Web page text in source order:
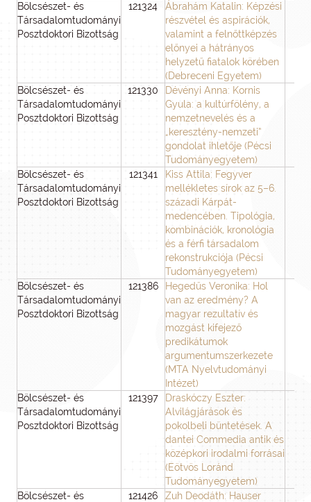
Bölcsészet- és
Társadalomtudományi
Posztdoktori Bizottság
121324
Ábrahám Katalin: Képzési
részvétel és aspirációk,
valamint a felnőttképzés
előnyei a hátrányos
helyzetű fiatalok körében
(Debreceni Egyetem)
Bölcsészet- és
Társadalomtudományi
Posztdoktori Bizottság
121330
Dévényi Anna: Kornis
Gyula: a kultúrfölény, a
nemzetnevelés és a
„keresztény-nemzeti”
gondolat ihletője (Pécsi
Tudományegyetem)
Bölcsészet- és
Társadalomtudományi
Posztdoktori Bizottság
121341
Kiss Attila: Fegyver
mellékletes sírok az 5–6.
századi Kárpát-
medencében. Tipológia,
kombinációk, kronológia
és a férfi társadalom
rekonstrukciója (Pécsi
Tudományegyetem)
Bölcsészet- és
Társadalomtudományi
Posztdoktori Bizottság
121386
Hegedűs Veronika: Hol
van az eredmény? A
magyar rezultatív és
mozgást kifejező
predikátumok
argumentumszerkezete
(MTA Nyelvtudományi
Intézet)
Bölcsészet- és
Társadalomtudományi
Posztdoktori Bizottság
121397
Draskóczy Eszter:
Alvilágjárások és
pokolbeli büntetések. A
dantei Commedia antik és
középkori irodalmi forrásai
(Eötvös Loránd
Tudományegyetem)
Bölcsészet- és
121426
Zuh Deodáth: Hauser